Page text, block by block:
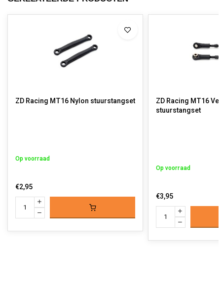
ZD Racing MT16 Nylon stuurstangset
Op voorraad
€2,95
ZD Racing MT16
stuurstangset
Op voorraad
€3,95